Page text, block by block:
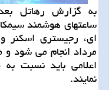
به گزارش رهاتل
ساعتهای هوشمند
مرداد انجام می شود و
اعلامی باید نسبت
نمایند.